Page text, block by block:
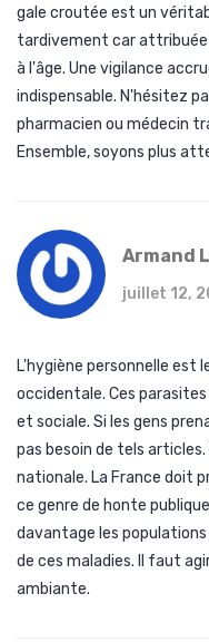
gale croutée est un
tardivement car attribuée
à l'âge. Une vigilance
indispensable. N'hésitez
pharmacien ou médecin
Ensemble, soyons plus
Armand
juillet 12,
L'hygiène personnelle est
occidentale. Ces
et sociale. Si les gens
pas besoin de tels
nationale. La France doit
ce genre de honte
davantage les
de ces maladies. Il faut
ambiante.